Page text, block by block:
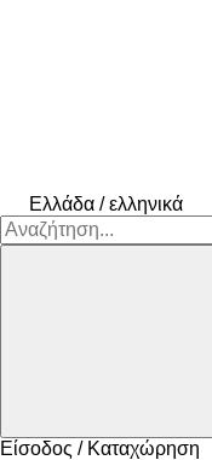
Ελλάδα / ελληνικά
Είσοδος / Καταχώρηση